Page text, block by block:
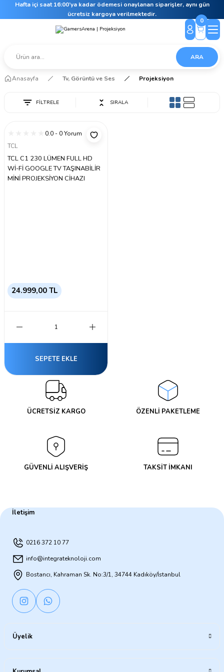
Hafta içi saat 16:00’ya kadar ödemesi onaylanan siparişler, aynı gün
ücretsiz kargoya verilmektedir.
ARA
0
Anasayfa Tv, Görüntü ve Ses Projeksiyon
FİLTRELE SIRALA
0.0 - 0 Yorum
TCL
TCL C1 230 LÜMEN FULL HD
Wİ-Fİ GOOGLE TV TAŞINABİLİR
MİNİ PROJEKSİYON CİHAZI
24.999,00 TL
SEPETE EKLE
ÜCRETSİZ KARGO ÖZENLİ PAKETLEME
GÜVENLİ ALIŞVERİŞ TAKSİT İMKANI
İletişim
0216 372 10 77
info@integrateknoloji.com
Bostancı, Kahraman Sk. No:3/1, 34744 Kadıköy/İstanbul
Üyelik